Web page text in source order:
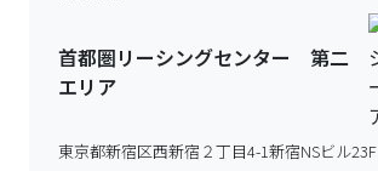
首都圏リーシングセンター 第二
エリア
東京都新宿区西新宿２丁目4-1新宿NSビル23F